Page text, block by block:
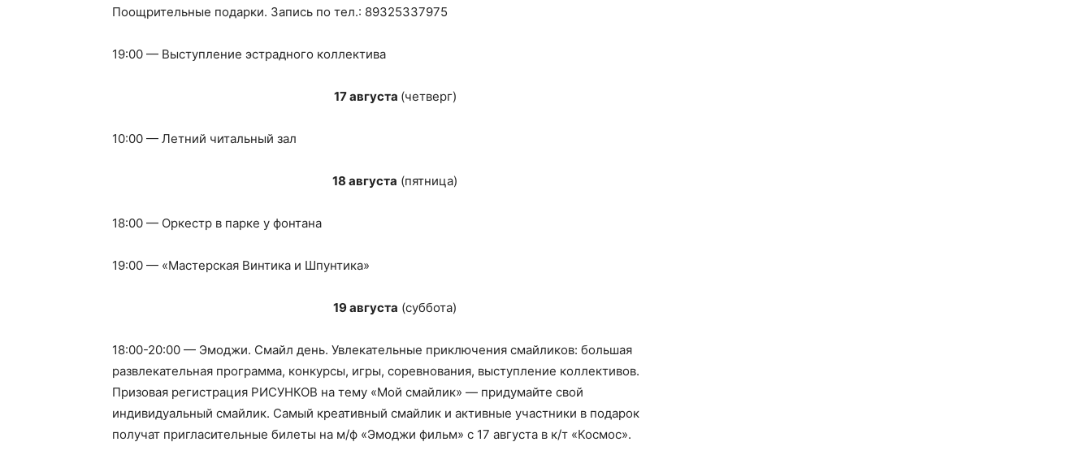
Поощрительные подарки. Запись по тел.: 89325337975
19:00 — Выступление эстрадного коллектива
17 августа (четверг)
10:00 — Летний читальный зал
18 августа (пятница)
18:00 — Оркестр в парке у фонтана
19:00 — «Мастерская Винтика и Шпунтика»
19 августа (суббота)
18:00-20:00 — Эмоджи. Смайл день. Увлекательные приключения смайликов: большая
развлекательная программа, конкурсы, игры, соревнования, выступление коллективов.
Призовая регистрация РИСУНКОВ на тему «Мой смайлик» — придумайте свой
индивидуальный смайлик. Самый креативный смайлик и активные участники в подарок
получат пригласительные билеты на м/ф «Эмоджи фильм» с 17 августа в к/т «Космос».